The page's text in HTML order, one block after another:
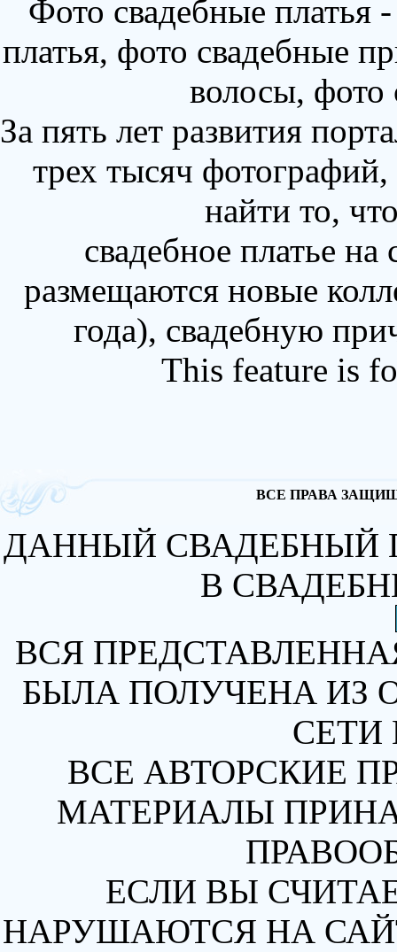
Фото свадебные
платья, фото свадебные
волосы,
За пять лет развития
трех тысяч
найти то,
свадебное платье
размещаются новые
года), свадебную
This feature is
ВСЕ ПРАВА
ДАННЫЙ СВАДЕБНЫЙ
В
ВСЯ
БЫЛА ПОЛУЧЕНА ИЗ
СЕТИ
ВСЕ АВТОРСКИЕ
МАТЕРИАЛЫ
ЕСЛИ ВЫ
НАРУШАЮТСЯ НА